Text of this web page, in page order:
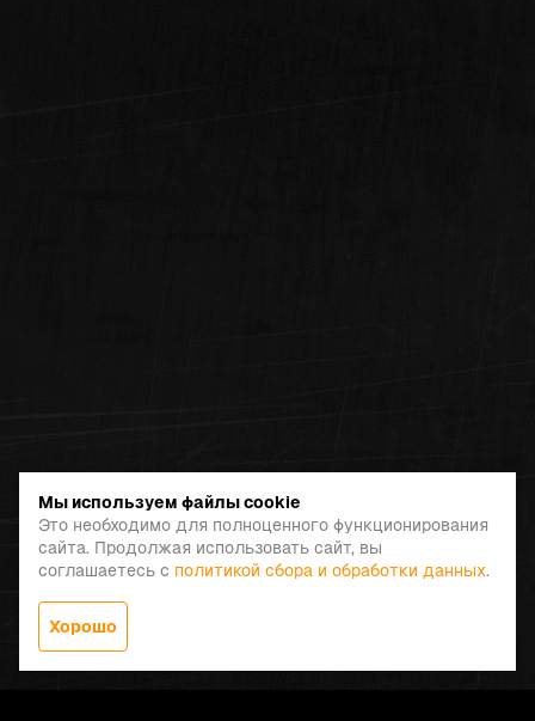
Мы используем файлы cookie
Это необходимо для полноценного функционирования
сайта. Продолжая использовать сайт, вы
соглашаетесь с политикой сбора и обработки данных.
Хорошо